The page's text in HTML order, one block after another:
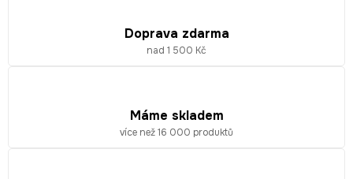
Doprava zdarma
nad 1 500 Kč
Máme skladem
více než 16 000 produktů